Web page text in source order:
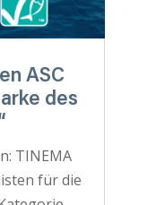
ASC
des
TINEMA
für die